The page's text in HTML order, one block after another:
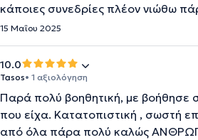
κάποιες συνεδρίες πλέον νιώθω
15 Μαΐου 2025
10.0
Tasos• 1 αξιολόγηση
Παρά πολύ βοηθητική, με
που είχα. Κατατοπιστική , σωστή
από όλα πάρα πολύ καλώς